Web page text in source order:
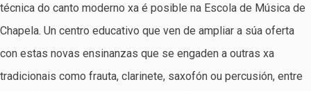
técnica do canto moderno xa é posible na Escola de Música de
Chapela. Un centro educativo que ven de ampliar a súa oferta
con estas novas ensinanzas que se engaden a outras xa
tradicionais como frauta, clarinete, saxofón ou percusión, entre